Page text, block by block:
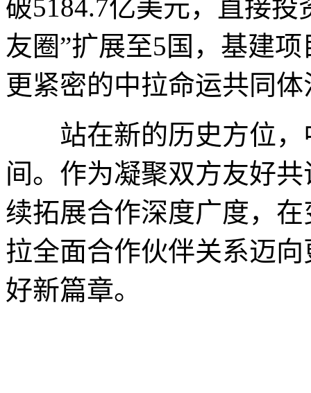
破5184.7亿美元，直接
友圈”扩展至5国，基建
更紧密的中拉命运共同
站在新的历史方位，
间。作为凝聚双方友好
续拓展合作深度广度，
拉全面合作伙伴关系迈
好新篇章。